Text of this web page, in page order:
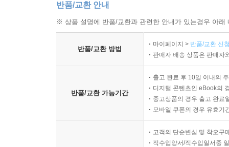
반품/교환 안내
※ 상품 설명에 반품/교환과 관련한 안내가 있는경우 아
반품/교환 방법
마이페이지 > 반품/교환 신
판매자 배송 상품은 판매자
반품/교환 가능기간
출고 완료 후 10일 이내의
디지털 콘텐츠인 eBook의
중고상품의 경우 출고 완료
모바일 쿠폰의 경우 유효기
고객의 단순변심 및 착오구
직수입양서/직수입일서중